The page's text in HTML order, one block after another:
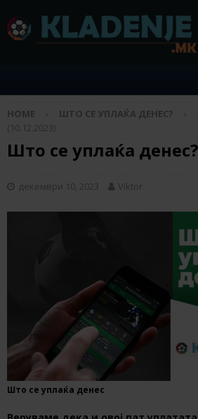
HOME ШТО СЕ УПЛАЌА ДЕНЕС?
(10.12.2023)
Што се уплаќа
декември 10, 2023 Viktor
Што се уплаќа денес